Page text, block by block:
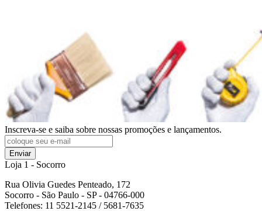
Inscreva-se e saiba sobre nossas promoções e lançamentos.
Enviar
Loja 1 - Socorro
Rua Olivia Guedes Penteado, 172
Socorro - São Paulo - SP - 04766-000
Telefones: 11 5521-2145 / 5681-7635